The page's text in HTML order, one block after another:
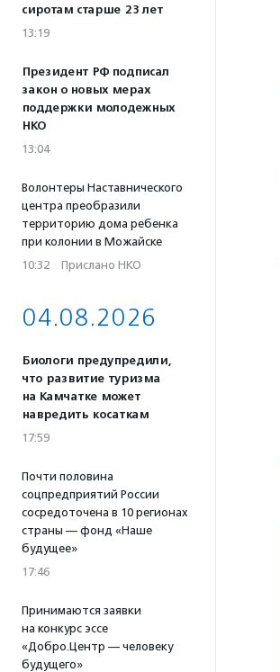
сиротам старше 23 лет
13:19
Президент РФ подписал
закон о новых мерах
поддержки молодежных
НКО
13:04
Волонтеры Наставнического
центра преобразили
территорию дома ребенка
при колонии в Можайске
10:32 · Прислано НКО
04.08.2026
Биологи предупредили,
что развитие туризма
на Камчатке может
навредить косаткам
17:59
Почти половина
соцпредприятий России
сосредоточена в 10 регионах
страны — фонд «Наше
будущее»
17:46
Принимаются заявки
на конкурс эссе
«Добро.Центр — человеку
будущего»